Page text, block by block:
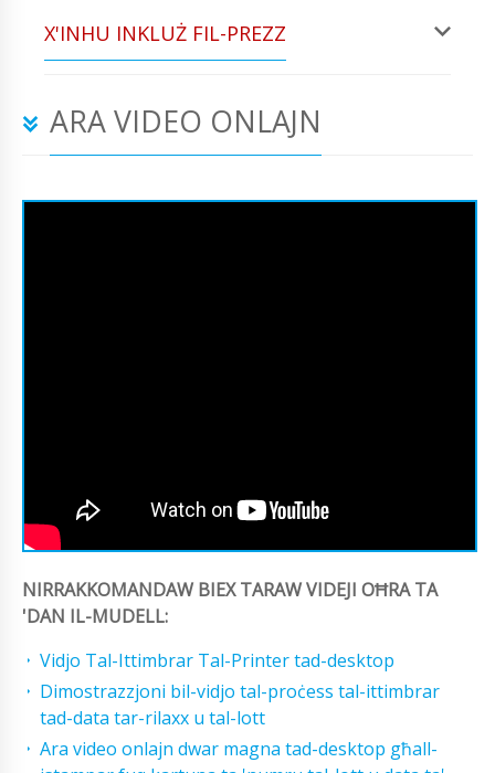
X'INHU INKLUŻ FIL-PREZZ
ARA VIDEO ONLAJN
NIRRAKKOMANDAW BIEX TARAW VIDEJI OĦRA TA
'DAN IL-MUDELL:
Vidjo Tal-Ittimbrar Tal-Printer tad-desktop
Dimostrazzjoni bil-vidjo tal-proċess tal-ittimbrar
tad-data tar-rilaxx u tal-lott
Ara video onlajn dwar magna tad-desktop għall-